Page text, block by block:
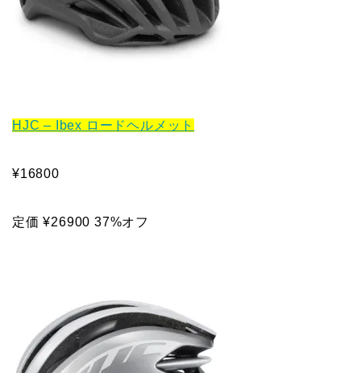
HJC – Ibex ロードヘルメット
¥16800
定価 ¥26900 37%オフ